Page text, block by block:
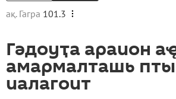
ақ. Гагра 101.3
Гәдоуҭа араион
амармалташь
иалагоит